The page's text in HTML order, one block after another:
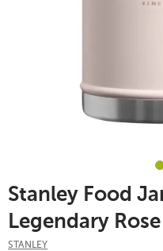
Stanley Food
Legendary
STANLEY